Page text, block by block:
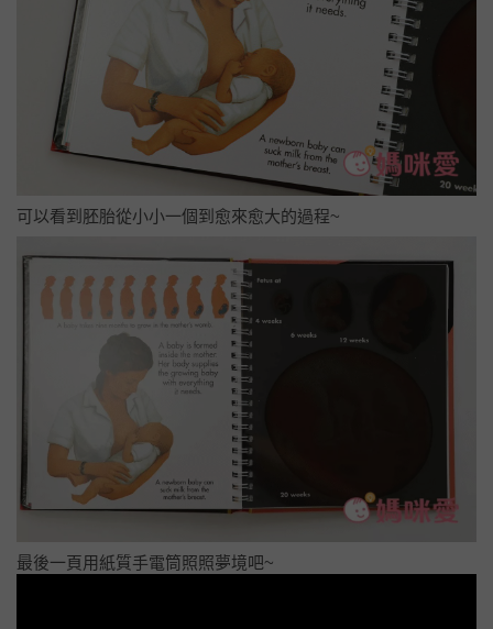
可以看到胚胎從小小一個到愈來愈大的過程~
最後一頁用紙質手電筒照照夢境吧~